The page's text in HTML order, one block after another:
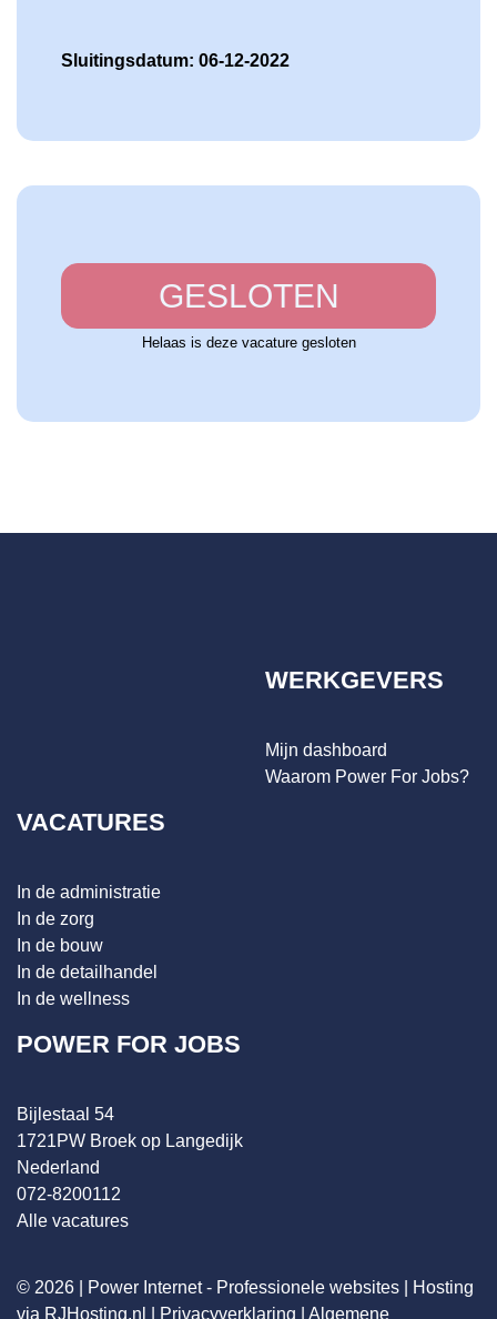
Sluitingsdatum: 06-12-2022
GESLOTEN
Helaas is deze vacature gesloten
WERKGEVERS
Mijn dashboard
Waarom Power For Jobs?
VACATURES
In de administratie
In de zorg
In de bouw
In de detailhandel
In de wellness
POWER FOR JOBS
Bijlestaal 54
1721PW Broek op Langedijk
Nederland
072-8200112
Alle vacatures
© 2026 | Power Internet - Professionele websites
Hosting
via RJHosting.nl
Privacyverklaring Algemene